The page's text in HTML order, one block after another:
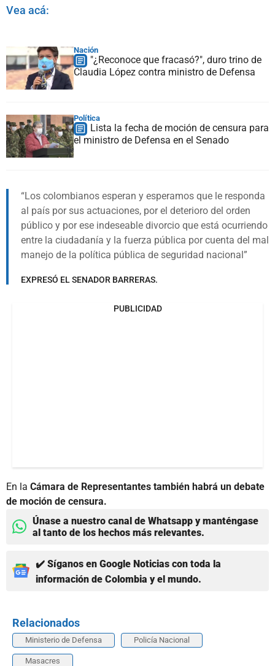
Vea acá:
Nación
"¿Reconoce que fracasó?", duro trino de
Claudia López contra ministro de Defensa
Política
Lista la fecha de moción de censura para
el ministro de Defensa en el Senado
Los colombianos esperan y esperamos que le responda
al país por sus actuaciones, por el deterioro del orden
público y por ese indeseable divorcio que está ocurriendo
entre la ciudadanía y la fuerza pública por cuenta del mal
manejo de la política pública de seguridad nacional
EXPRESÓ EL SENADOR BARRERAS.
PUBLICIDAD
En la Cámara de Representantes también habrá un debate
de moción de censura.
Únase a nuestro canal de Whatsapp y manténgase
al tanto de los hechos más relevantes.
✔️ Síganos en Google Noticias con toda la
información de Colombia y el mundo.
Relacionados
Ministerio de Defensa Policía Nacional
Masacres